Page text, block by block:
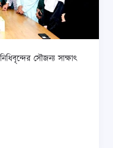
সৌজন্য সাক্ষাৎ